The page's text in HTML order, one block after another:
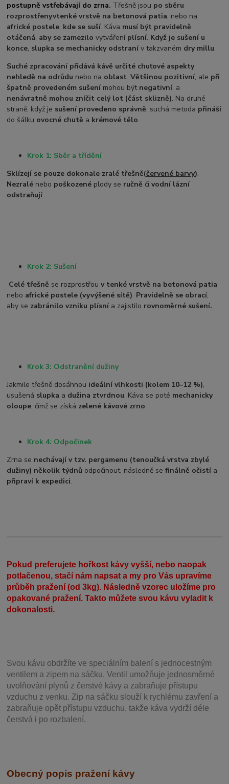
postupně vstřebávají do zrna. Třešně jsou po sběru
rozprostřenyvtenké vrstvě na betonová patia, nebo na
africké postele, kde se suší. Káva musí být pravidelně
otáčená, aby se zamezilo vytváření plísní. Když je sušení u
konce, slupka se mechanicky odstraní v takzvaném dry millu.
Suché zpracování přidává kávě určité chuťové aspekty
nehledě na odrůdu nebo na oblast.Většinou pozitivní, ale při
špatně provedeném sušení mohou být negativní, a
nenávratně mohou zníčit celý lot (část sklizně). Na druhé
straně, když je sušení provedeno správně, suchá metoda přináší
do šálku ovocné chutě a krémové tělo.
Krok 1: Sběr a třídění
Sklízejí se pouze dokonale zralé třešně(červené barvy).
Nezralé nebo poškozené plody se ručně čivodní lázní
odstraňují.
Krok 2: Sušení
Celé třešně se rozprostřouv tenké vrstvě na betonová patia
nebo africké postele (vyvýšené sítě). Pravidelně se obrací,
aby se zabránilo vzniku plísní a zajistilo rovnoměrné sušení.
Krok 3: Odstranění dužiny
Jakmile třešně dosáhnou ideální vlhkosti (kolem 10–12 %),
usušená slupka a dužina ztvrdnou. Káva se poté mechanicky
oloupe, čímž se získá zelené kávové zrno.
Krok 4: Odpočinek
Zrna se nechávají v tzv. pergamenu (tenoučká vrstva zbylé
dužiny) několik týdnů odpočinout, následně sefinálně očistí a
připraví k expedici.
Pokud preferujete hořkost kávy vyšší, nebo naopak
potlačenou, stačí nám napsat a my pro Vás upravíme
průběh pražení (od 3kg). Následně vzorec uložíme pro
opakované pražení. Takto můžete svou kávu vyladit k
dokonalosti.
Svou kávu obdržíte ve speciálním balení s jednocestným
ventilem a zipem na sáčku. Ventil umožňuje jednosměrné
uvolňování plynů z čerstvé kávy a zabraňuje přístupu
vzduchu z venku. Zip na sáčku slouží k rychlému zavření a
zabraňuje opět přístupu vzduchu, takže káva vydrží déle
čerstvá i po rozbalení.
Obecný popis pražení kávy